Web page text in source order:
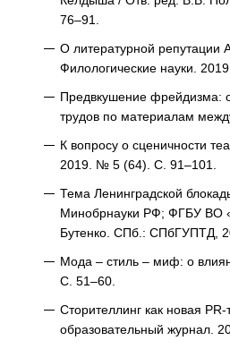
76–91.
О литературной репутации
Филологические науки.
Предвкушение фрейдизма:
трудов по материалам
К вопросу о сценичности
2019. № 5 (64). С. 91–101.
Тема Ленинградской
Минобрнауки РФ; ФГБУ ВО
Бутенко. СПб.: СПбГУПТД,
Мода – стиль – миф: о
С. 51–60.
Сторителлинг как новая
образовательный журнал.